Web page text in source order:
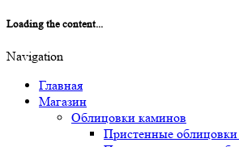
Loading the content...
Navigation
Главная
Магазин
Облицовки каминов
Пристенные